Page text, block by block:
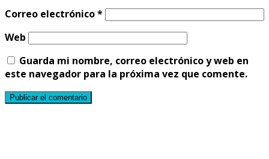
Correo electrónico*
Web
Guarda mi nombre, correo electrónico y web en
este navegador para la próxima vez que comente.